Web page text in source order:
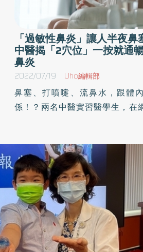
「過敏性鼻炎」讓人半夜鼻
中醫揭「2穴位」一按就通
鼻炎
2022/07/19 Uho編輯部
鼻塞、打噴嚏、流鼻水，跟體
係！？兩名中醫實習醫學生，在
鬆圖文解析中醫藥知識，並從日
手，分享與時俱進的現代中醫。在
炎的篇章中便指出，身上臟器可能
以下為原書摘文：